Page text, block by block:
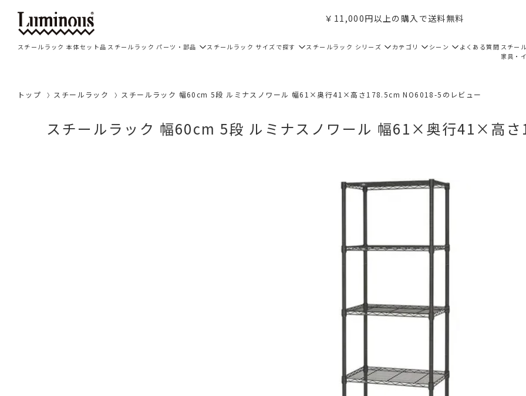
￥11,000円以上の購入で送料無料
スチールラック 本体セット品 スチールラック パーツ・部品 スチールラック サイズで探す スチールラック シリーズ カテゴリ シーン よくある質問 スチー
家具・
トップ スチールラック スチールラック 幅60cm 5段 ルミナスノワール 幅61×奥行41×高さ178.5cm NO6018-5のレビュー
スチールラック 幅60cm 5段 ルミナスノワール 幅61×奥行41×高